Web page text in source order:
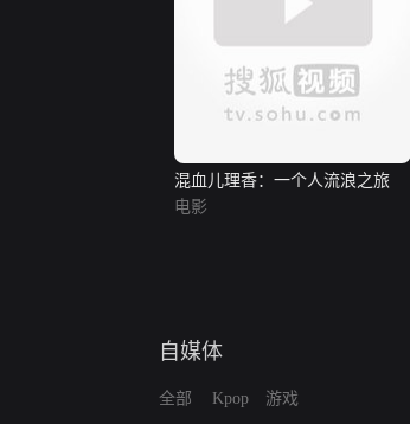
混血儿理香：一个人流浪之旅
电影
自媒体
全部 Kpop 游戏